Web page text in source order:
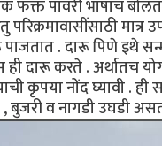
फक्त पावरी भाषाच
मात्र
. दारू पिणे इथे
करते . अर्थातच
कृपया नोंद घ्यावी .
व नागडी उघडी